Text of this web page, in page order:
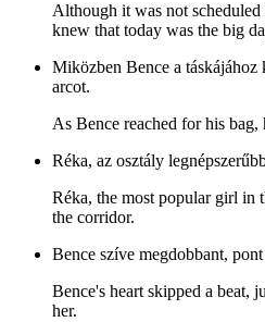
Although it was not
knew that today was the big
Miközben Bence a táskájához
arcot.
As Bence reached for his
Réka, az osztály
Réka, the most popular girl in
the corridor.
Bence szíve megdobbant,
Bence's heart skipped a beat,
her.